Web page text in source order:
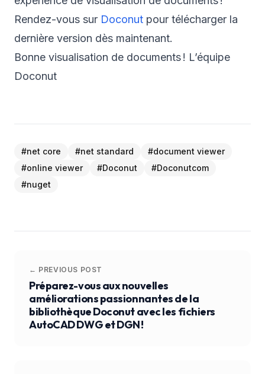
Rendez-vous sur Doconut pour télécharger la
dernière version dès maintenant.
Bonne visualisation de documents ! L’équipe
Doconut
#net core #net standard #document viewer
#online viewer #Doconut #Doconutcom
#nuget
← PREVIOUS POST
Préparez-vous aux nouvelles
améliorations passionnantes de la
bibliothèque Doconut avec les fichiers
AutoCAD DWG et DGN !